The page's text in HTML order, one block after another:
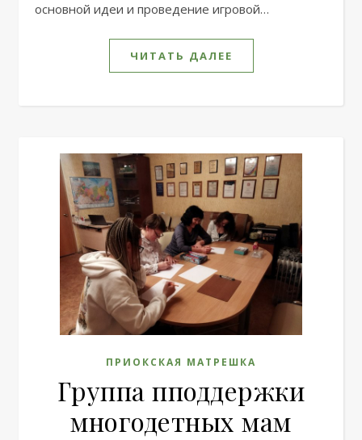
основной идеи и проведение игровой…
ЧИТАТЬ ДАЛЕЕ
ПРИОКСКАЯ МАТРЕШКА
Группа пподдержки
многодетных мам